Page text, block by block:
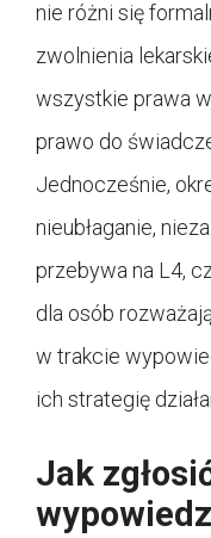
nie różni się
zwolnienia
wszystkie prawa
prawo do
Jednocześnie,
nieubłaganie,
przebywa na L4,
dla osób
w trakcie
ich strategię
Jak